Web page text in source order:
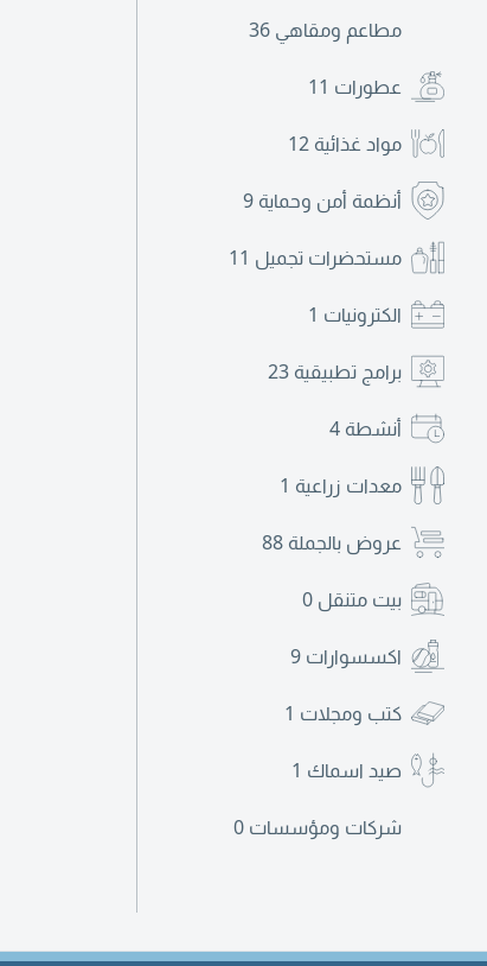
مطاعم ومقاهي 36
عطورات 11
مواد غذائية 12
أنظمة أمن وحماية 9
مستحضرات تجميل 11
الكترونيات 1
برامج تطبيقية 23
أنشطة 4
معدات زراعية 1
عروض بالجملة 88
بيت متنقل 0
اكسسوارات 9
كتب ومجلات 1
صيد اسماك 1
شركات ومؤسسات 0